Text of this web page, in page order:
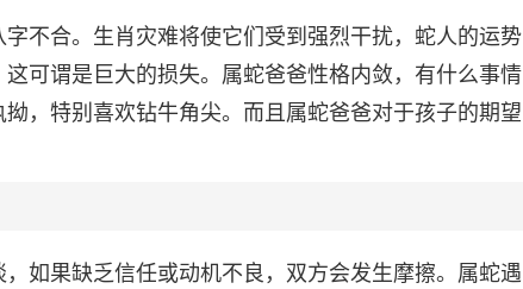
不合。生肖灾难将使它们受到强烈干扰，蛇人的运势
可谓是巨大的损失。属蛇爸爸性格内敛，有什么事情
，特别喜欢钻牛角尖。而且属蛇爸爸对于孩子的期望
如果缺乏信任或动机不良，双方会发生摩擦。属蛇遇